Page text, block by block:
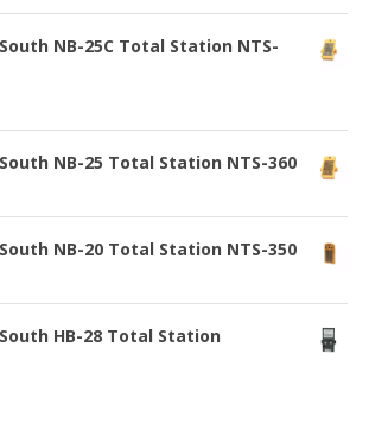
NB-25C Total Station NTS-
NB-25 Total Station NTS-360
NB-20 Total Station NTS-350
HB-28 Total Station